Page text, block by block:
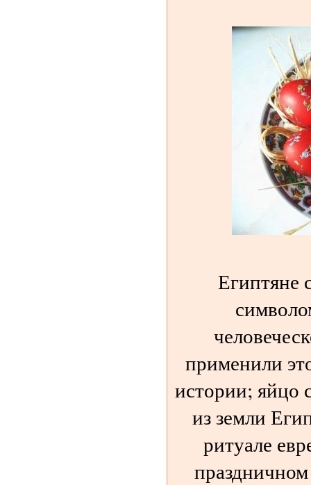
Египтяне
применили
истории; яйцо
из земли
ритуале